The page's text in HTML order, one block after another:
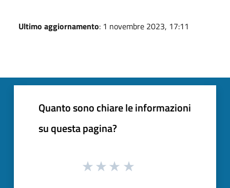
Ultimo aggiornamento: 1 novembre 2023, 17:11
Quanto sono chiare le informazioni
su questa pagina?